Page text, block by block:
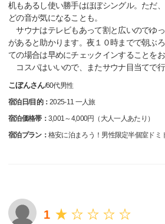
机もあるし使い勝手はほぼシングル。ただ
どの音が気になることも。
サウナはテレビもあって割と広いのでゆ
があると助かります。夜１０時までで朝ぶ
ての場合は早めにチェックインすることをお
コスパはいいので、またサウナ目当てで行
こぼんさん/60代男性
宿泊日/目的：2025-11 一人旅
宿泊価格帯： 3,001～4,000円（大人一人あたり）
宿泊プラン： 格安に泊まろう！男性限定半個室ドミ
1